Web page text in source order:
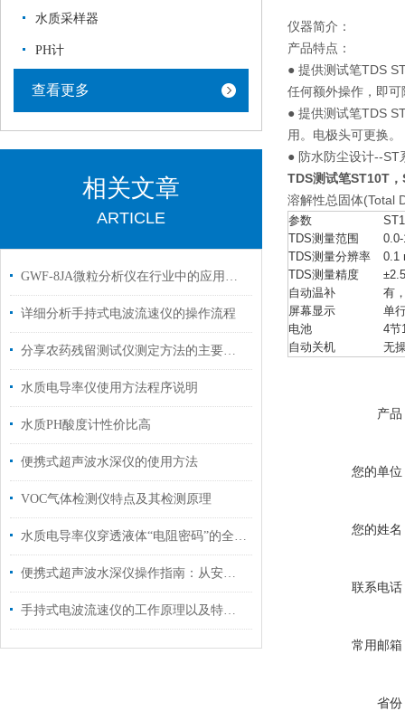
水质采样器
PH计
查看更多
相关文章
ARTICLE
GWF-8JA微粒分析仪在行业中的应用及突出特点
详细分析手持式电波流速仪的操作流程
分享农药残留测试仪测定方法的主要优点
水质电导率仪使用方法程序说明
水质PH酸度计性价比高
便携式超声波水深仪的使用方法
VOC气体检测仪特点及其检测原理
水质电导率仪穿透液体“电阻密码”的全场景探测仪器
便携式超声波水深仪操作指南：从安装到测量的完整流程
手持式电波流速仪的工作原理以及特点说明
仪器简介：
产品特点：
● 提供测试笔TDS
任何额外操作，即可
● 提供测试笔TDS
用。电极头可更换。
● 防水防尘设计--ST
TDS测试笔ST10T
溶解性总固体(Total
参数
TDS测量范围
TDS测量分辨率
0.1
TDS测量精度
自动温补
有
屏幕显示
单
电池
4节
自动关机
无
产品
您的单位
您的姓名
联系电话
常用邮箱
省份